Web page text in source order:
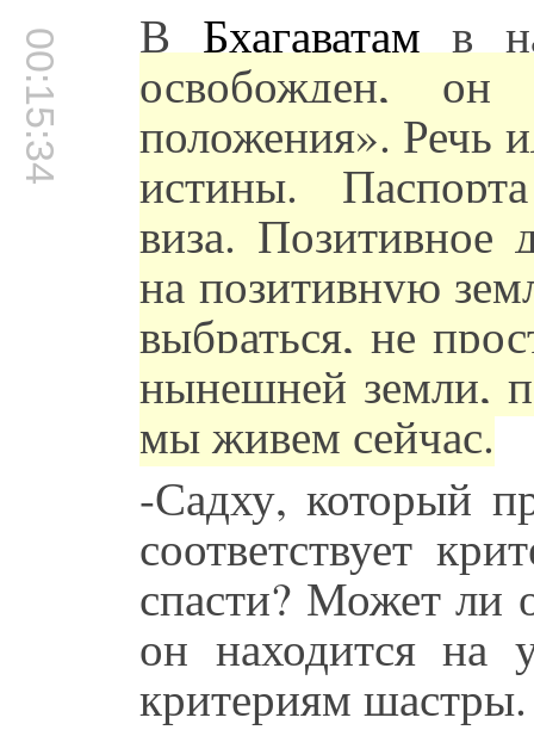
00:15:34 В Бхагаватам в
освобожден,
положения». Речь
истины.
виза. Позитивное
на позитивную
выбраться, не
нынешней земли,
мы живем сейчас.
-Садху, который
соответствует
спасти? Может ли
он находится на
критериям шастры.